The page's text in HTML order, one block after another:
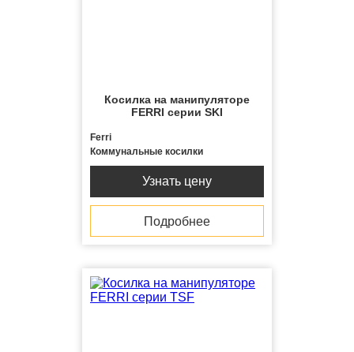
Косилка на манипуляторе
FERRI серии SKI
Ferri
Коммунальные косилки
Узнать цену
Подробнее